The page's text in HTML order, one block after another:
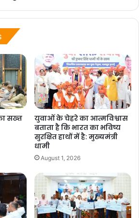
दीपक गैरोला है पूरे मामले में
सख्त
युवाओं के चेहरे का आत्मविश्वास
बताता है कि भारत का भविष्य
सुरक्षित हाथों में है: मुख्यमंत्री
धामी
August 1, 2026